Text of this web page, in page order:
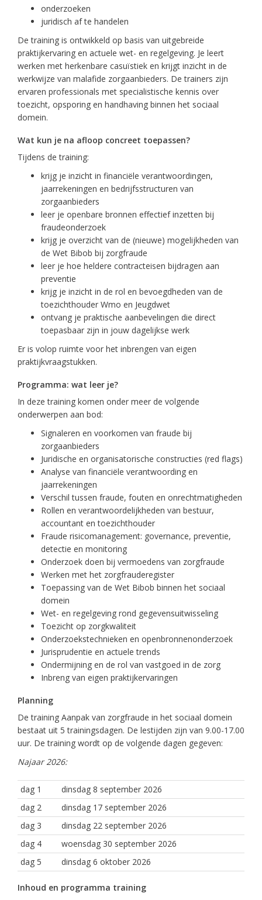
onderzoeken
juridisch af te handelen
De training is ontwikkeld op basis van uitgebreide
praktijkervaring en actuele wet- en regelgeving. Je leert
werken met herkenbare casuïstiek en krijgt inzicht in de
werkwijze van malafide zorgaanbieders. De trainers zijn
ervaren professionals met specialistische kennis over
toezicht, opsporing en handhaving binnen het sociaal
domein.
Wat kun je na afloop concreet toepassen?
Tijdens de training:
krijg je inzicht in financiële verantwoordingen,
jaarrekeningen en bedrijfsstructuren van
zorgaanbieders
leer je openbare bronnen effectief inzetten bij
fraudeonderzoek
krijg je overzicht van de (nieuwe) mogelijkheden van
de Wet Bibob bij zorgfraude
leer je hoe heldere contracteisen bijdragen aan
preventie
krijg je inzicht in de rol en bevoegdheden van de
toezichthouder Wmo en Jeugdwet
ontvang je praktische aanbevelingen die direct
toepasbaar zijn in jouw dagelijkse werk
Er is volop ruimte voor het inbrengen van eigen
praktijkvraagstukken.
Programma: wat leer je?
In deze training komen onder meer de volgende
onderwerpen aan bod:
Signaleren en voorkomen van fraude bij
zorgaanbieders
Juridische en organisatorische constructies (red flags)
Analyse van financiële verantwoording en
jaarrekeningen
Verschil tussen fraude, fouten en onrechtmatigheden
Rollen en verantwoordelijkheden van bestuur,
accountant en toezichthouder
Fraude risicomanagement: governance, preventie,
detectie en monitoring
Onderzoek doen bij vermoedens van zorgfraude
Werken met het zorgfrauderegister
Toepassing van de Wet Bibob binnen het sociaal
domein
Wet- en regelgeving rond gegevensuitwisseling
Toezicht op zorgkwaliteit
Onderzoekstechnieken en openbronnenonderzoek
Jurisprudentie en actuele trends
Ondermijning en de rol van vastgoed in de zorg
Inbreng van eigen praktijkervaringen
Planning
De training Aanpak van zorgfraude in het sociaal domein
bestaat uit 5 trainingsdagen. De lestijden zijn van 9.00-17.00
uur. De training wordt op de volgende dagen gegeven:
Najaar 2026:
dag 1
dinsdag 8 september 2026
dag 2
dinsdag 17 september 2026
dag 3
dinsdag 22 september 2026
dag 4
woensdag 30 september 2026
dag 5
dinsdag 6 oktober 2026
Inhoud en programma training